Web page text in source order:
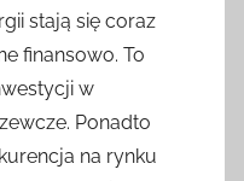
stają się coraz
finansowo. To
w
Ponadto
na rynku